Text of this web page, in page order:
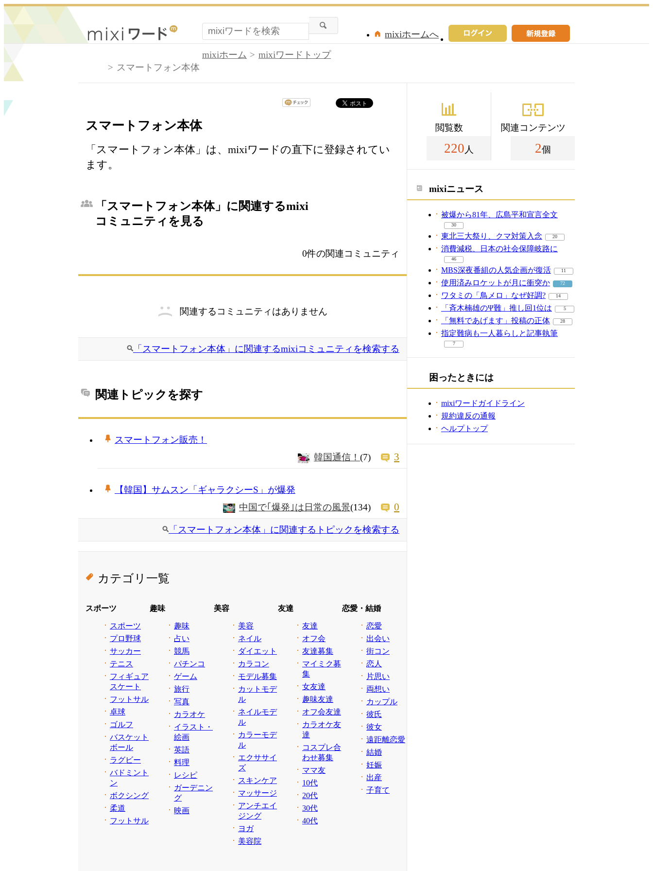
mixiホームへ
mixiホーム
mixiワードトップ
スマートフォン本体
スマートフォン本体
「スマートフォン本体」は、mixiワードの直下に登録されてい
ます。
「スマートフォン本体」に関連するmixi
コミュニティを見る
0件の関連コミュニティ
関連するコミュニティはありません
「スマートフォン本体」に関連するmixiコミュニティを検索する
関連トピックを探す
スマートフォン販売！
韓国通信！ (7) 3
【韓国】サムスン「ギャラクシーS」が爆発
中国で｢爆発｣は日常の風景(134) 0
「スマートフォン本体」に関連するトピックを検索する
カテゴリ一覧
スポーツ
スポーツ
プロ野球
サッカー
テニス
フィギュア
スケート
フットサル
卓球
ゴルフ
バスケット
ボール
ラグビー
バドミント
ン
ボクシング
柔道
フットサル
趣味
趣味
占い
競馬
パチンコ
ゲーム
旅行
写真
カラオケ
イラスト・
絵画
英語
料理
レシピ
ガーデニン
グ
映画
美容
美容
ネイル
ダイエット
カラコン
モデル募集
カットモデ
ル
ネイルモデ
ル
カラーモデ
ル
エクササイ
ズ
スキンケア
マッサージ
アンチエイ
ジング
ヨガ
美容院
友達
友達
オフ会
友達募集
マイミク募
集
女友達
趣味友達
オフ会友達
カラオケ友
達
コスプレ合
わせ募集
ママ友
10代
20代
30代
40代
恋愛・結婚
恋愛
出会い
街コン
恋人
片思い
両想い
カップル
彼氏
彼女
遠距離恋愛
結婚
妊娠
出産
子育て
閲覧数
220 人
関連コンテンツ
2個
mixiニュース
被爆から81年、広島平和宣言全文
30
東北三大祭り、クマ対策入念 20
消費減税、日本の社会保障岐路に
46
MBS深夜番組の人気企画が復活 11
使用済みロケットが月に衝突か 72
ワタミの「鳥メロ」なぜ好調? 14
「斉木楠雄のΨ難」推し回1位は 5
「無料であげます」投稿の正体 28
指定難病も一人暮らしと記事執筆
7
困ったときには
mixiワードガイドライン
規約違反の通報
ヘルプトップ